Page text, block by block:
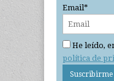
Email*
He leído,
política de